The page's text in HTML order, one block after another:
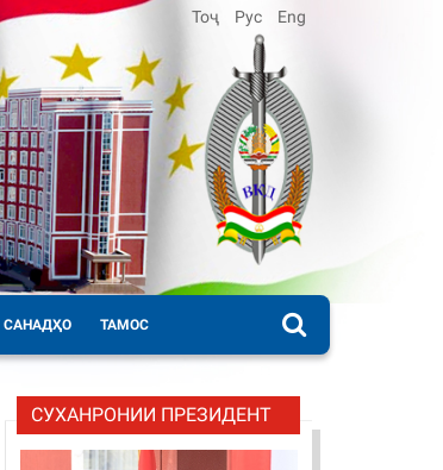
Тоҷ Рус Eng
САНАДҲО ТАМОС
СУХАНРОНИИ ПРЕЗИДЕНТ